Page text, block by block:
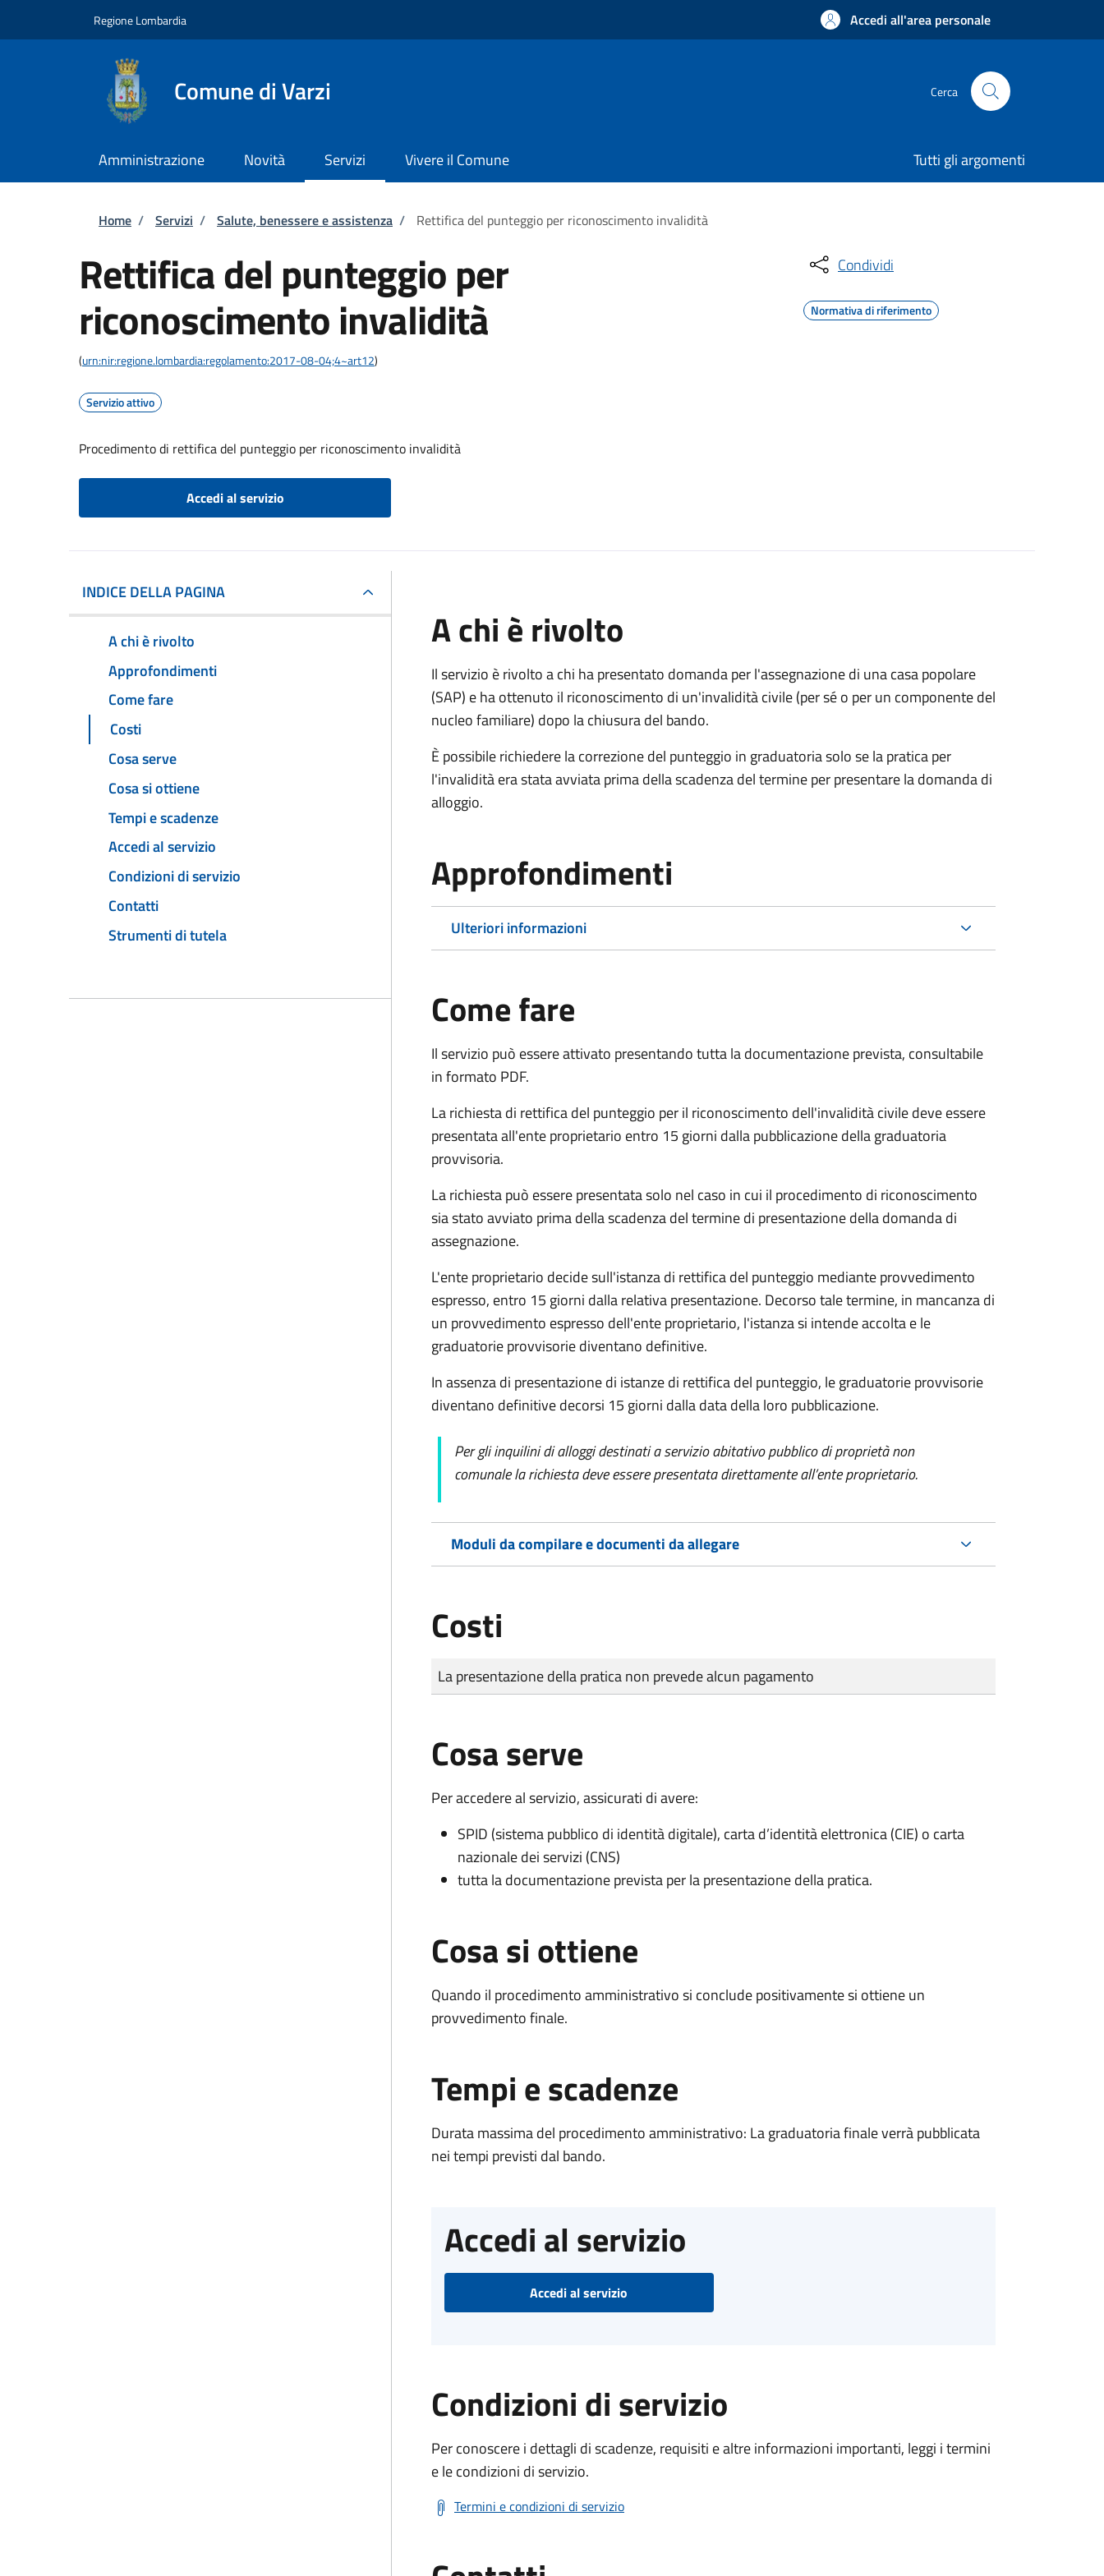
Regione Lombardia Accedi all'area personale
Comune di Varzi Cerca
Amministrazione Novità Servizi Vivere il Comune Tutti gli argomenti
Briciole di pane
Home / Servizi / Salute, benessere e assistenza / Rettifica del punteggio per riconoscimento invalidità
Rettifica del punteggio per
riconoscimento invalidità
(urn:nir:regione.lombardia:regolamento:2017-08-04;4~art12)
Servizio attivo
Procedimento di rettifica del punteggio per riconoscimento invalidità
Accedi al servizio
Condividi
Normativa di riferimento
INDICE DELLA PAGINA
A chi è rivolto
Approfondimenti
Come fare
Costi
Cosa serve
Cosa si ottiene
Tempi e scadenze
Accedi al servizio
Condizioni di servizio
Contatti
Strumenti di tutela
A chi è rivolto
Il servizio è rivolto a chi ha presentato domanda per l'assegnazione di una casa popolare
(SAP) e ha ottenuto il riconoscimento di un'invalidità civile (per sé o per un componente del
nucleo familiare) dopo la chiusura del bando.
È possibile richiedere la correzione del punteggio in graduatoria solo se la pratica per
l'invalidità era stata avviata prima della scadenza del termine per presentare la domanda di
alloggio.
Approfondimenti
Ulteriori informazioni
Come fare
Il servizio può essere attivato presentando tutta la documentazione prevista, consultabile
in formato PDF.
La richiesta di rettifica del punteggio per il riconoscimento dell'invalidità civile deve essere
presentata all'ente proprietario entro 15 giorni dalla pubblicazione della graduatoria
provvisoria.
La richiesta può essere presentata solo nel caso in cui il procedimento di riconoscimento
sia stato avviato prima della scadenza del termine di presentazione della domanda di
assegnazione.
L'ente proprietario decide sull'istanza di rettifica del punteggio mediante provvedimento
espresso, entro 15 giorni dalla relativa presentazione. Decorso tale termine, in mancanza di
un provvedimento espresso dell'ente proprietario, l'istanza si intende accolta e le
graduatorie provvisorie diventano definitive.
In assenza di presentazione di istanze di rettifica del punteggio, le graduatorie provvisorie
diventano definitive decorsi 15 giorni dalla data della loro pubblicazione.
Per gli inquilini di alloggi destinati a servizio abitativo pubblico di proprietà non
comunale la richiesta deve essere presentata direttamente all’ente proprietario.
Moduli da compilare e documenti da allegare
Costi
Tipo di pagamento
Importo
La presentazione della pratica non prevede alcun pagamento
Cosa serve
Per accedere al servizio, assicurati di avere:
SPID (sistema pubblico di identità digitale), carta d’identità elettronica (CIE) o carta
nazionale dei servizi (CNS)
tutta la documentazione prevista per la presentazione della pratica.
Cosa si ottiene
Quando il procedimento amministrativo si conclude positivamente si ottiene un
provvedimento finale.
Tempi e scadenze
Durata massima del procedimento amministrativo: La graduatoria finale verrà pubblicata
nei tempi previsti dal bando.
Accedi al servizio
Accedi al servizio
Condizioni di servizio
Per conoscere i dettagli di scadenze, requisiti e altre informazioni importanti, leggi i termini
e le condizioni di servizio.
Termini e condizioni di servizio